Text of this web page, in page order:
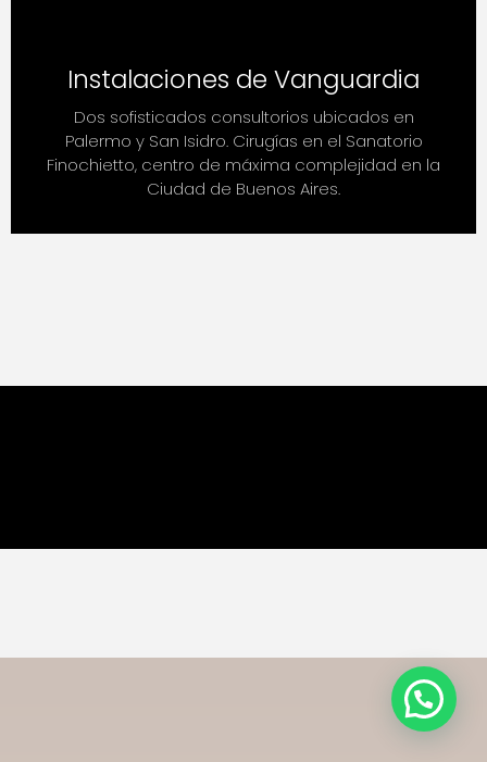
Instalaciones de Vanguardia
Dos sofisticados consultorios ubicados en
Palermo y San Isidro. Cirugías en el Sanatorio
Finochietto, centro de máxima complejidad en la
Ciudad de Buenos Aires.